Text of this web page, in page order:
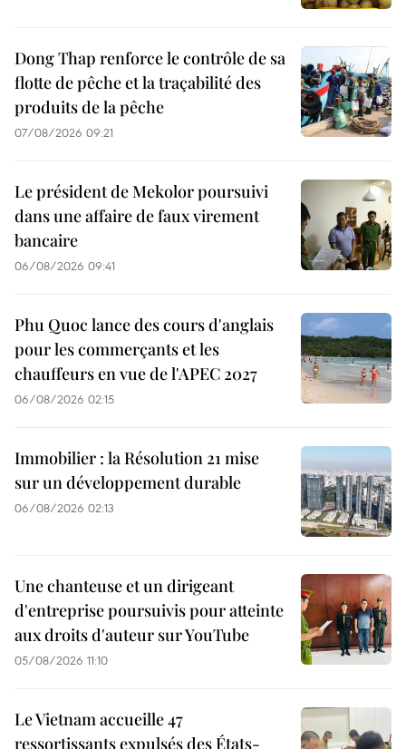
Dong Thap renforce le contrôle de sa
flotte de pêche et la traçabilité des
produits de la pêche
07/08/2026 09:21
Le président de Mekolor poursuivi
dans une affaire de faux virement
bancaire
06/08/2026 09:41
Phu Quoc lance des cours d'anglais
pour les commerçants et les
chauffeurs en vue de l'APEC 2027
06/08/2026 02:15
Immobilier : la Résolution 21 mise
sur un développement durable
06/08/2026 02:13
Une chanteuse et un dirigeant
d'entreprise poursuivis pour atteinte
aux droits d'auteur sur YouTube
05/08/2026 11:10
Le Vietnam accueille 47
ressortissants expulsés des États-